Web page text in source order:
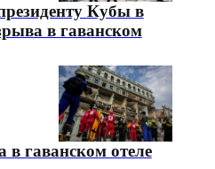
Кубы в
в гаванском
гаванском отеле